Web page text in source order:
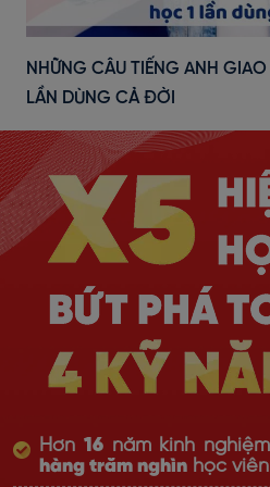
NHỮNG CÂU TIẾNG ANH
LẦN DÙNG CẢ ĐỜI
Hơn 16năm kinh
hàng trăm nghìn học viên